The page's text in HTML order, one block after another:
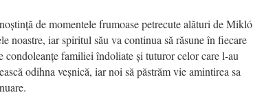
de momentele frumoase petrecute alături de Mikló
noastre, iar spiritul său va continua să răsune în fiecare
condoleanțe familiei îndoliate și tuturor celor care l-au
odihna veșnică, iar noi să păstrăm vie amintirea sa